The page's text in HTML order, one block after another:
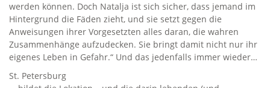
werden können. Doch Natalja ist sich sicher, dass jemand im
Hintergrund die Fäden zieht, und sie setzt gegen die
Anweisungen ihrer Vorgesetzten alles daran, die wahren
Zusammenhänge aufzudecken. Sie bringt damit nicht nur ihr
eigenes Leben in Gefahr.“ Und das jedenfalls immer wieder…
St. Petersburg